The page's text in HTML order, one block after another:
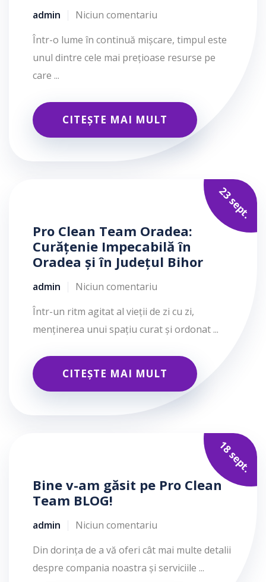
admin
Niciun comentariu
Într-o lume în continuă mișcare, timpul este
unul dintre cele mai prețioase resurse pe
care ...
CITEȘTE MAI MULT
23 sept.
Pro Clean Team Oradea:
Curățenie Impecabilă în
Oradea și în Județul Bihor
admin
Niciun comentariu
Într-un ritm agitat al vieții de zi cu zi,
menținerea unui spațiu curat și ordonat ...
CITEȘTE MAI MULT
18 sept.
Bine v-am găsit pe Pro Clean
Team BLOG!
admin
Niciun comentariu
Din dorința de a vă oferi cât mai multe detalii
despre compania noastra și serviciile ...